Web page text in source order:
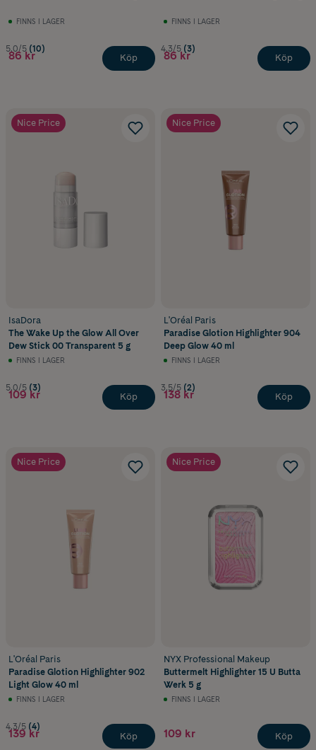
FINNS I LAGER
5.0/5 (10)
86 kr Köp
FINNS I LAGER
4.3/5 (3)
86 kr Köp
Nice Price
IsaDora
The Wake Up the Glow All Over
Dew Stick 00 Transparent 5 g
FINNS I LAGER
5.0/5 (3)
109 kr Köp
Nice Price
L'Oréal Paris
Paradise Glotion Highlighter 904
Deep Glow 40 ml
FINNS I LAGER
3.5/5 (2)
138 kr Köp
Nice Price
L'Oréal Paris
Paradise Glotion Highlighter 902
Light Glow 40 ml
FINNS I LAGER
4.3/5 (4)
139 kr Köp
Nice Price
NYX Professional Makeup
Buttermelt Highlighter 15 U Butta
Werk 5 g
FINNS I LAGER
109 kr Köp